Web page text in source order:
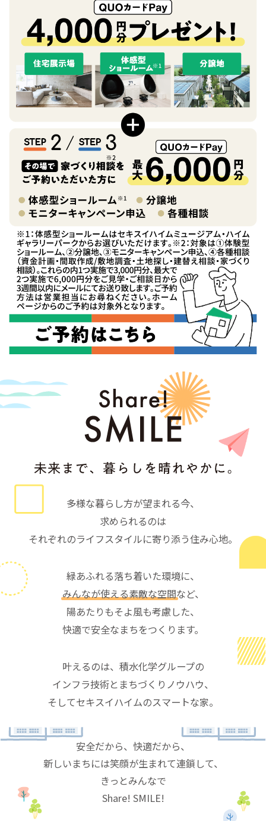
多様な暮らし方が望まれる今、
求められるのは
それぞれのライフスタイルに寄り添う住み心地。
緑あふれる落ち着いた環境に、
みんなが使える素敵な空間など、
陽あたりもそよ風も考慮した、
快適で安全なまちをつくります。
叶えるのは、積水化学グループの
インフラ技術とまちづくりノウハウ、
そしてセキスイハイムのスマートな家。
安全だから、快適だから、
新しいまちには笑顔が生まれて連鎖して、
きっとみんなで
Share! SMILE!